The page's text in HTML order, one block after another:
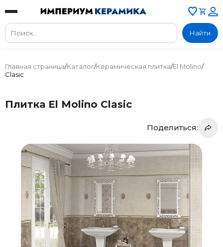
Найти
Главная страница/Каталог/Керамическая плитка/El Molino/
Clasic
Плитка El Molino Clasic
Поделиться: